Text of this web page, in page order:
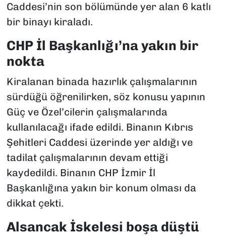
Caddesi’nin son bölümünde yer alan 6 katlı
bir binayı kiraladı.
CHP İl Başkanlığı’na yakın bir
nokta
Kiralanan binada hazırlık çalışmalarının
sürdüğü öğrenilirken, söz konusu yapının
Güç ve Özel’cilerin çalışmalarında
kullanılacağı ifade edildi. Binanın Kıbrıs
Şehitleri Caddesi üzerinde yer aldığı ve
tadilat çalışmalarının devam ettiği
kaydedildi. Binanın CHP İzmir İl
Başkanlığına yakın bir konum olması da
dikkat çekti.
Alsancak İskelesi boşa düştü